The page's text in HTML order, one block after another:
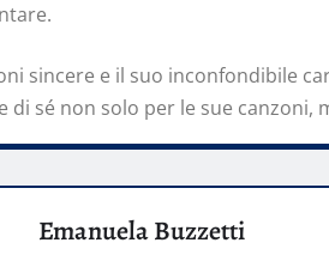
sincere e il suo inconfondibile
di sé non solo per le sue
Emanuela Buzzetti